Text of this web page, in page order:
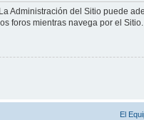
Administración del Sitio puede
foros mientras navega por el Sitio.
El